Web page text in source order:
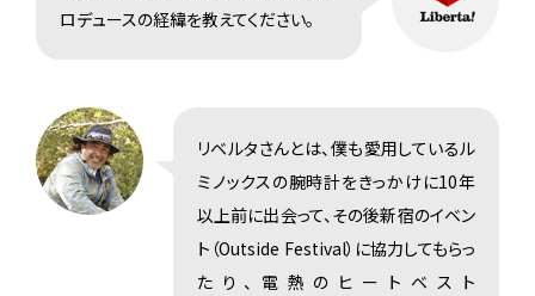
ロデュースの経緯を教えてください。
リベルタさんとは、僕も愛用しているル
ミノックスの腕時計をきっかけに10年
以上前に出会って、その後新宿のイベン
ト（Outside Festival）に協力してもらっ
たり、電熱のヒートベスト